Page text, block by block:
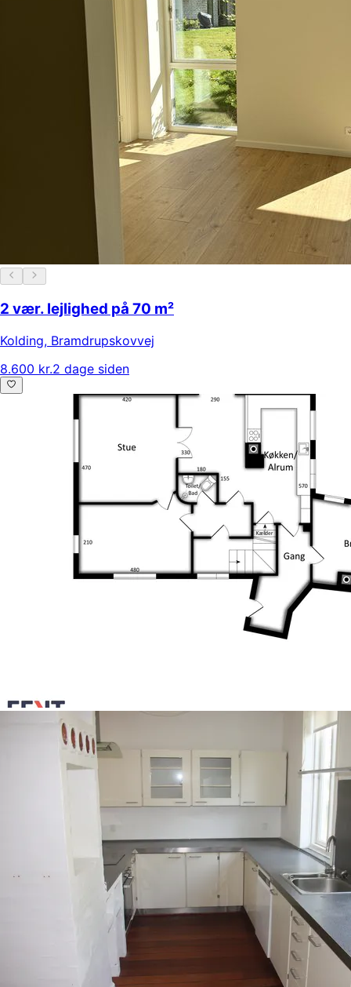
2 vær. lejlighed på 70 m²
Kolding, Bramdrupskovvej
8.600 kr.2 dage siden